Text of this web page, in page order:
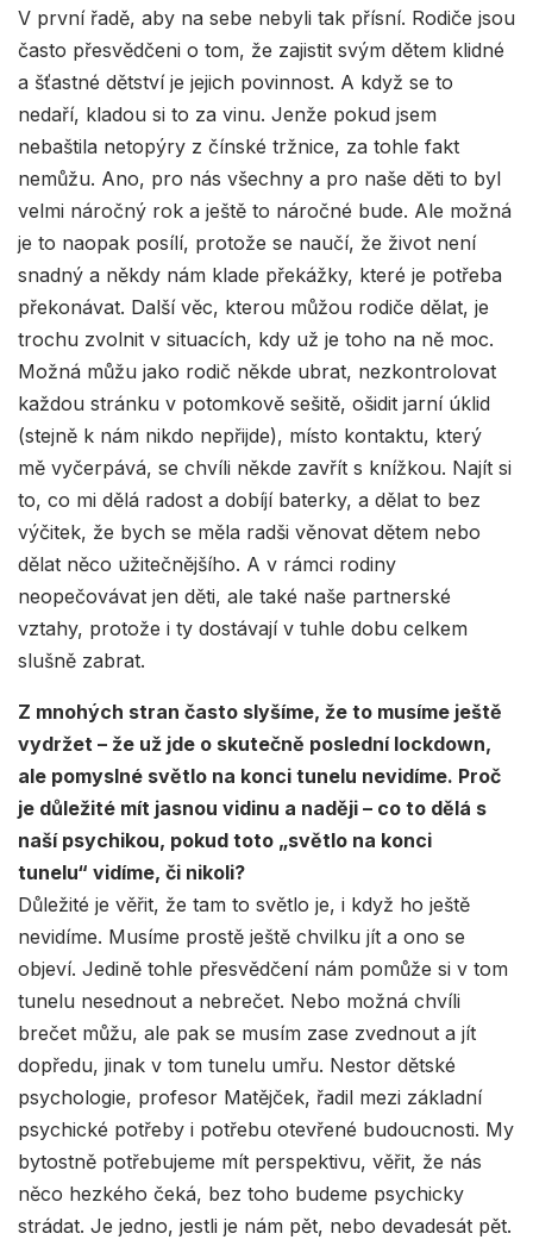
V první řadě, aby na sebe nebyli tak přísní. Rodiče jsou
často přesvědčeni o tom, že zajistit svým dětem klidné
a šťastné dětství je jejich povinnost. A když se to
nedaří, kladou si to za vinu. Jenže pokud jsem
nebaštila netopýry z čínské tržnice, za tohle fakt
nemůžu. Ano, pro nás všechny a pro naše děti to byl
velmi náročný rok a ještě to náročné bude. Ale možná
je to naopak posílí, protože se naučí, že život není
snadný a někdy nám klade překážky, které je potřeba
překonávat. Další věc, kterou můžou rodiče dělat, je
trochu zvolnit v situacích, kdy už je toho na ně moc.
Možná můžu jako rodič někde ubrat, nezkontrolovat
každou stránku v potomkově sešitě, ošidit jarní úklid
(stejně k nám nikdo nepřijde), místo kontaktu, který
mě vyčerpává, se chvíli někde zavřít s knížkou. Najít si
to, co mi dělá radost a dobíjí baterky, a dělat to bez
výčitek, že bych se měla radši věnovat dětem nebo
dělat něco užitečnějšího. A v rámci rodiny
neopečovávat jen děti, ale také naše partnerské
vztahy, protože i ty dostávají v tuhle dobu celkem
slušně zabrat.
Z mnohých stran často slyšíme, že to musíme ještě
vydržet – že už jde o skutečně poslední lockdown,
ale pomyslné světlo na konci tunelu nevidíme. Proč
je důležité mít jasnou vidinu a naději – co to dělá s
naší psychikou, pokud toto „světlo na konci
tunelu“ vidíme, či nikoli?
Důležité je věřit, že tam to světlo je, i když ho ještě
nevidíme. Musíme prostě ještě chvilku jít a ono se
objeví. Jedině tohle přesvědčení nám pomůže si v tom
tunelu nesednout a nebrečet. Nebo možná chvíli
brečet můžu, ale pak se musím zase zvednout a jít
dopředu, jinak v tom tunelu umřu. Nestor dětské
psychologie, profesor Matějček, řadil mezi základní
psychické potřeby i potřebu otevřené budoucnosti. My
bytostně potřebujeme mít perspektivu, věřit, že nás
něco hezkého čeká, bez toho budeme psychicky
strádat. Je jedno, jestli je nám pět, nebo devadesát pět.